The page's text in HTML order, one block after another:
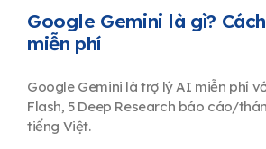
Google Gemini là gì?
miễn phí
Google Gemini là trợ lý AI miễn phí
Flash, 5 Deep Research báo cáo/
tiếng Việt.